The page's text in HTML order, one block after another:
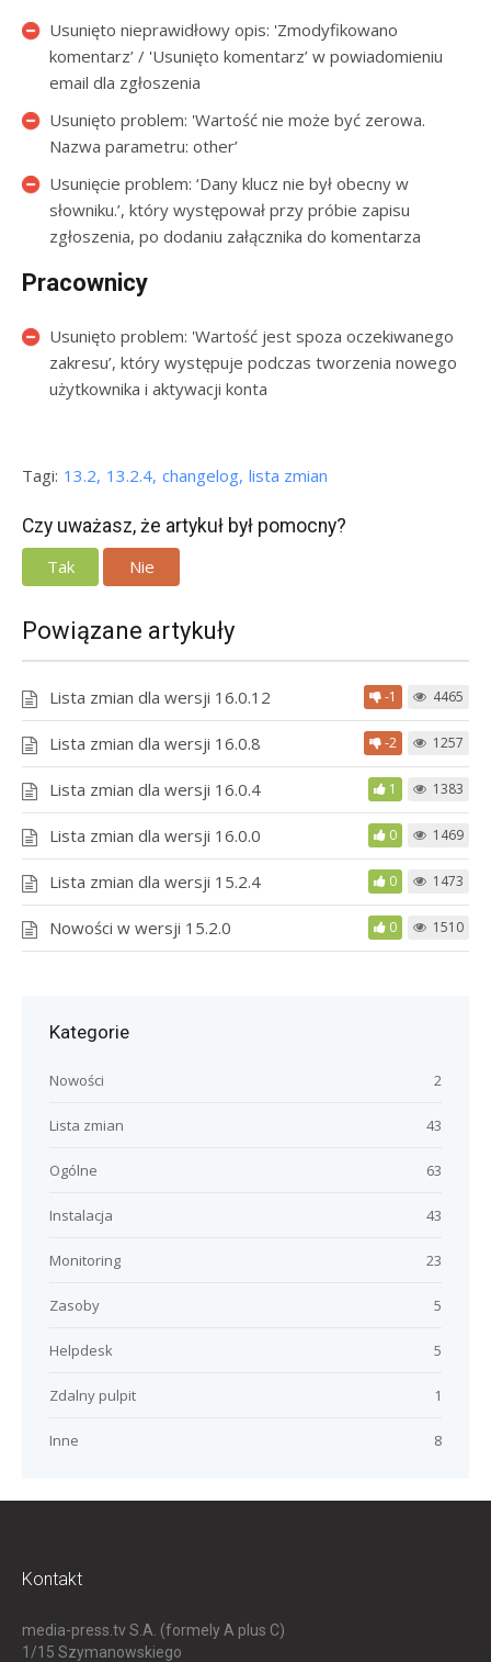
Usunięto nieprawidłowy opis: 'Zmodyfikowano
komentarz’ / 'Usunięto komentarz’ w powiadomieniu
email dla zgłoszenia
Usunięto problem: 'Wartość nie może być zerowa.
Nazwa parametru: other’
Usunięcie problem: ‘Dany klucz nie był obecny w
słowniku.’, który występował przy próbie zapisu
zgłoszenia, po dodaniu załącznika do komentarza
Pracownicy
Usunięto problem: 'Wartość jest spoza oczekiwanego
zakresu’, który występuje podczas tworzenia nowego
użytkownika i aktywacji konta
Tagi: 13.2 13.2.4 changelog lista zmian
Czy uważasz, że artykuł był pomocny?
Tak
Nie
Powiązane artykuły
Lista zmian dla wersji 16.0.12 -1 4465
Lista zmian dla wersji 16.0.8 -2 1257
Lista zmian dla wersji 16.0.4 1 1383
Lista zmian dla wersji 16.0.0 0 1469
Lista zmian dla wersji 15.2.4 0 1473
Nowości w wersji 15.2.0 0 1510
Kategorie
2
Nowości
43
Lista zmian
63
Ogólne
43
Instalacja
23
Monitoring
5
Zasoby
5
Helpdesk
1
Zdalny pulpit
8
Inne
Kontakt
media-press.tv S.A. (formely A plus C)
1/15 Szymanowskiego